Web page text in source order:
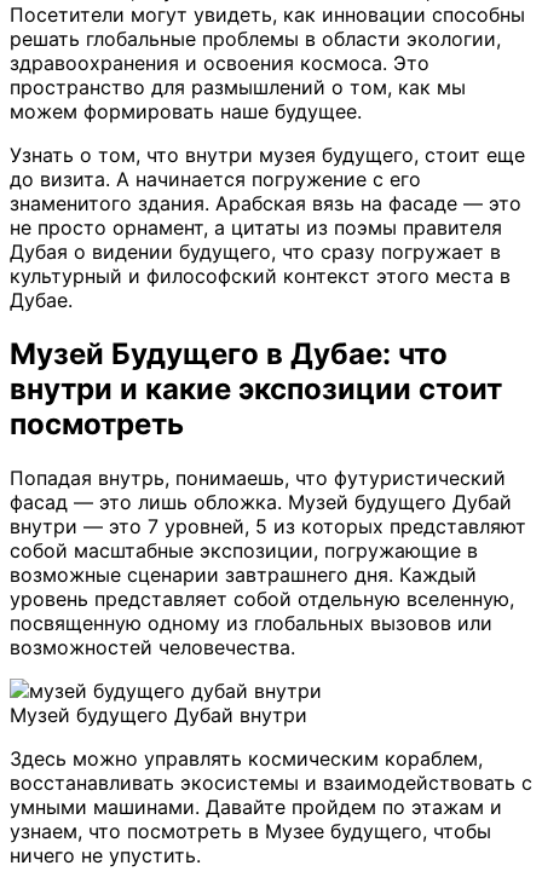
Посетители могут увидеть, как инновации способны
решать глобальные проблемы в области экологии,
здравоохранения и освоения космоса. Это
пространство для размышлений о том, как мы
можем формировать наше будущее.
Узнать о том, что внутри музея будущего, стоит еще
до визита. А начинается погружение с его
знаменитого здания. Арабская вязь на фасаде — это
не просто орнамент, а цитаты из поэмы правителя
Дубая о видении будущего, что сразу погружает в
культурный и философский контекст этого места в
Дубае.
Музей Будущего в Дубае: что
внутри и какие экспозиции стоит
посмотреть
Попадая внутрь, понимаешь, что футуристический
фасад — это лишь обложка. Музей будущего Дубай
внутри — это 7 уровней, 5 из которых представляют
собой масштабные экспозиции, погружающие в
возможные сценарии завтрашнего дня. Каждый
уровень представляет собой отдельную вселенную,
посвященную одному из глобальных вызовов или
возможностей человечества.
Музей будущего Дубай внутри
Здесь можно управлять космическим кораблем,
восстанавливать экосистемы и взаимодействовать с
умными машинами. Давайте пройдем по этажам и
узнаем, что посмотреть в Музее будущего, чтобы
ничего не упустить.